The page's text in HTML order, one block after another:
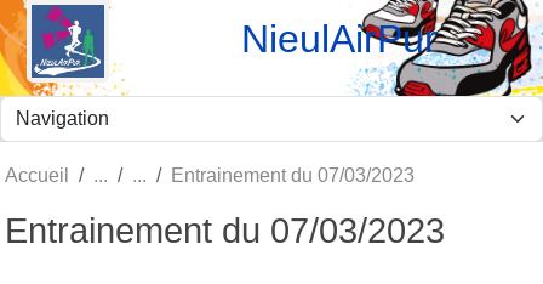
NieulAirPur
Accueil Entrainement du 07/03/2023
Entrainement du 07/03/2023
Panneau de gestion des cookies